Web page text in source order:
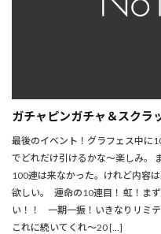
ガチャピンガチャ＆スクラ
最後のイベント！グラフェス中に
でどれだけ引けるかな～楽しみ。
100連は来なかった。けれど内容
欲しい。 運命の10連目！ 虹！ま
い！！ 一期一振！いきなりリミ
これに続いてくれ～20 […]